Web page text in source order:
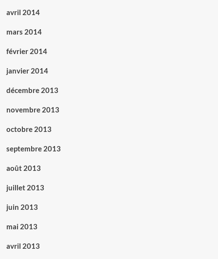
avril 2014
mars 2014
février 2014
janvier 2014
décembre 2013
novembre 2013
octobre 2013
septembre 2013
août 2013
juillet 2013
juin 2013
mai 2013
avril 2013